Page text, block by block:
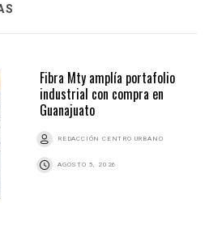
Fibra Mty amplía portafolio
industrial con compra en
Guanajuato
REDACCIÓN CENTRO URBANO
AGOSTO 5, 2026